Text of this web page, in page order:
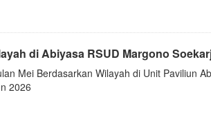
di Abiyasa RSUD Margono
Mei Berdasarkan Wilayah di Unit Paviliun
2026